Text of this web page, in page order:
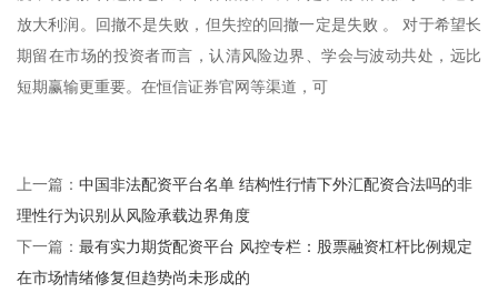
放大利润。回撤不是失败，但失控的回撤一定是失败 。 对于希望长
期留在市场的投资者而言，认清风险边界、学会与波动共处，远比
短期赢输更重要。在恒信证券官网等渠道，可
上一篇： 中国非法配资平台名单 结构性行情下外汇配资合法吗的非
理性行为识别从风险承载边界角度
下一篇： 最有实力期货配资平台 风控专栏：股票融资杠杆比例规定
在市场情绪修复但趋势尚未形成的